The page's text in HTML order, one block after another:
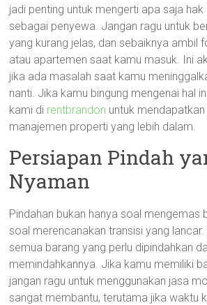
jadi penting untuk mengerti apa saja
sebagai penyewa. Jangan ragu untuk
yang kurang jelas, dan sebaiknya ambil
atau apartemen saat kamu masuk. Ini
jika ada masalah saat kamu
nanti. Jika kamu bingung mengenai hal
kami di rentbrandon untuk
manajemen properti yang lebih dalam.
Persiapan Pindah
Nyaman
Pindahan bukan hanya soal mengemas
soal merencanakan transisi yang
semua barang yang perlu dipindahkan
memindahkannya. Jika kamu memiliki
jangan ragu untuk menggunakan jasa
sangat membantu, terutama jika waktu